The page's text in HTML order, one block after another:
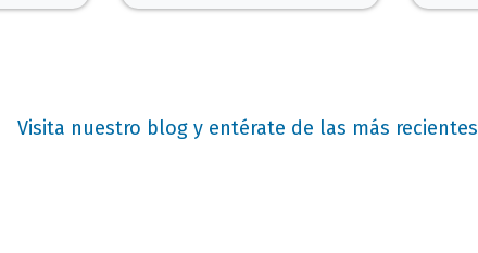
Visita nuestro blog y entérate de las más